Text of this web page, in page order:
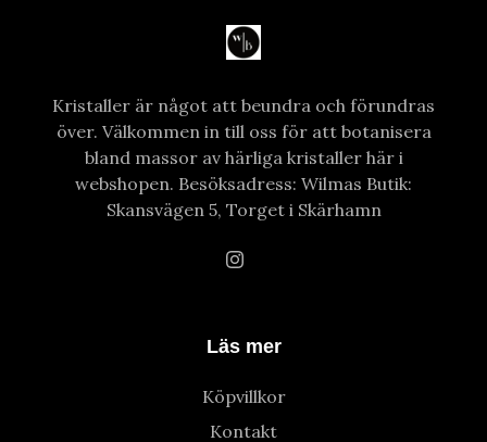
Kristaller är något att beundra och förundras
över. Välkommen in till oss för att botanisera
bland massor av härliga kristaller här i
webshopen. Besöksadress: Wilmas Butik:
Skansvägen 5, Torget i Skärhamn
Läs mer
Köpvillkor
Kontakt